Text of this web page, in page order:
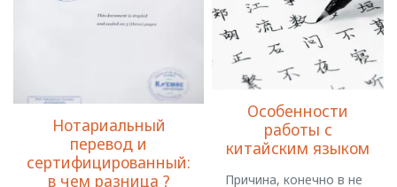
Нотариальный
перевод и
сертифицированный:
в чем разница ?
Особенности
работы с
китайским языком
Причина, конечно в не